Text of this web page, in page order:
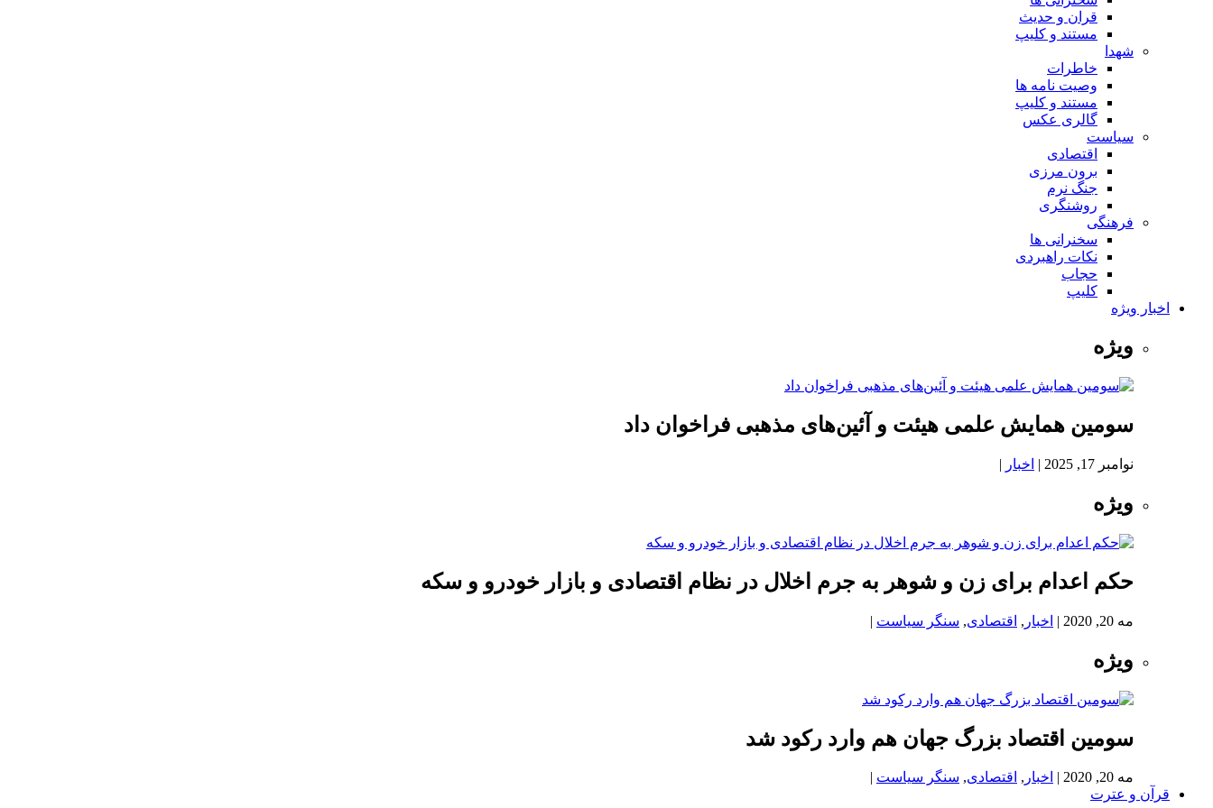
قران و حدیث
مستند و کلیپ
شهدا
خاطرات
وصیت نامه ها
مستند و کلیپ
گالری عکس
سیاست
اقتصادی
برون مرزی
جنگ نرم
روشنگری
فرهنگی
سخنرانی ها
نکات راهبردی
حجاب
کلیپ
اخبار ویژه
ویژه
سومین همایش علمی هیئت و آئین‌های مذهبی فراخوان داد
نوامبر 17, 2025 | اخبار |
ویژه
حکم اعدام برای زن و شوهر به جرم اخلال در نظام اقتصادی و بازار خودرو و سکه
مه 20, 2020 | اخبار , اقتصادی, سنگر سیاست |
ویژه
سومین اقتصاد بزرگ جهان هم وارد رکود شد
مه 20, 2020 | اخبار , اقتصادی, سنگر سیاست |
قرآن و عترت